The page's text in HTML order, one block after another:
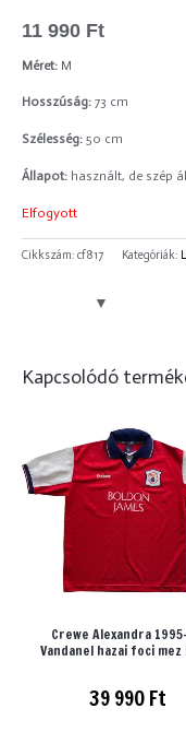
11 990 Ft
Méret: M
Hosszúság: 73 cm
Szélesség: 50 cm
Állapot: használt, de szép
Elfogyott
Cikkszám: cf817 Kategóriák:
Kapcsolódó
Crewe Alexandra
Vandanel hazai foci mez
39 990Ft